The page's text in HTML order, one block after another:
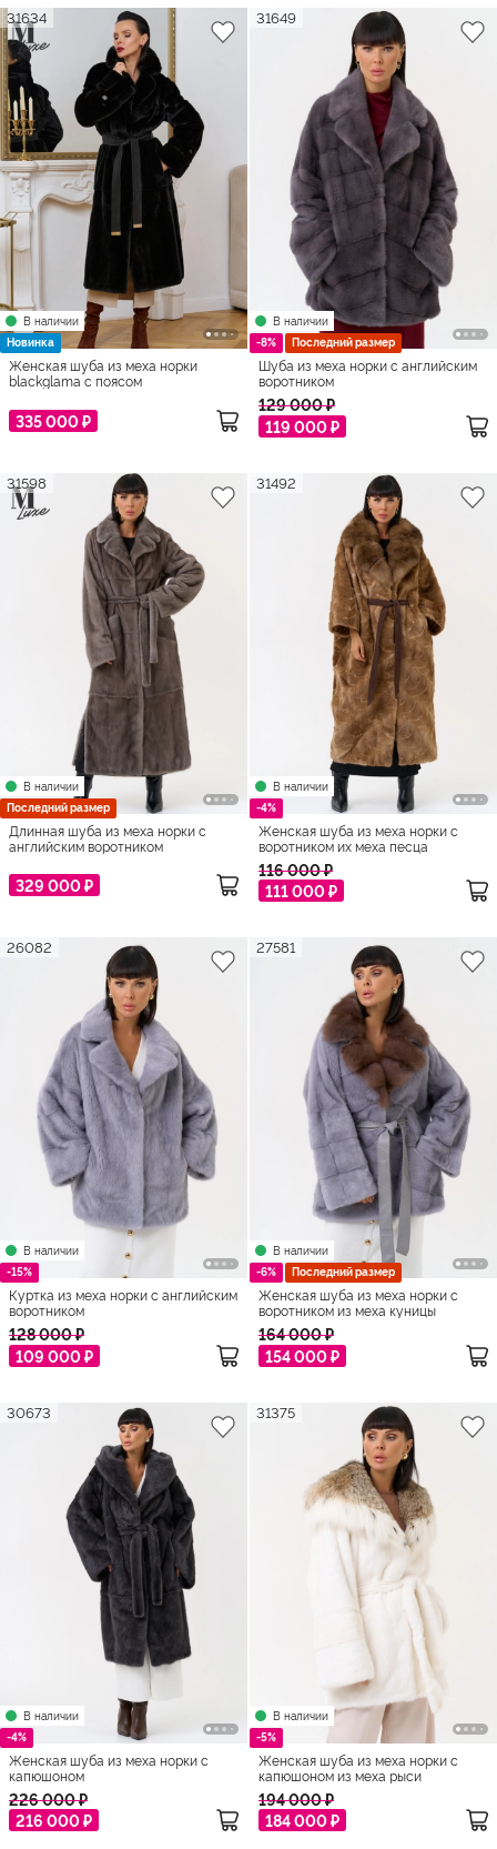
В наличии
Новинка
31634
Женская шуба из меха норки
blackglama с поясом
335 000 ₽
В наличии
-8%
Последний размер
31649
Шуба из меха норки с английским
воротником
129 000 ₽
119 000 ₽
В наличии
Последний размер
31598
Длинная шуба из меха норки с
английским воротником
329 000 ₽
В наличии
-4%
31492
Женская шуба из меха норки с
воротником их меха песца
116 000 ₽
111 000 ₽
В наличии
-15%
26082
Куртка из меха норки с английским
воротником
128 000 ₽
109 000 ₽
В наличии
-6%
Последний размер
27581
Женская шуба из меха норки с
воротником из меха куницы
164 000 ₽
154 000 ₽
В наличии
-4%
30673
Женская шуба из меха норки с
капюшоном
226 000 ₽
216 000 ₽
В наличии
-5%
31375
Женская шуба из меха норки с
капюшоном из меха рыси
194 000 ₽
184 000 ₽